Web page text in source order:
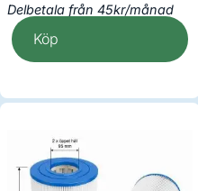
Delbetala från 45kr/månad
Köp